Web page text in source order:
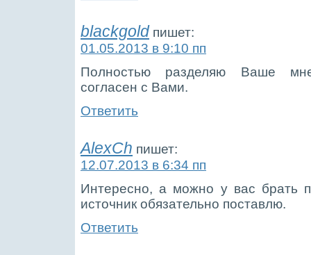
blackgold пишет:
01.05.2013 в 9:10 пп
Полностью разделяю Ваше
согласен с Вами.
Ответить
AlexCh пишет:
12.07.2013 в 6:34 пп
Интересно, а можно у вас брать
источник обязательно поставлю.
Ответить